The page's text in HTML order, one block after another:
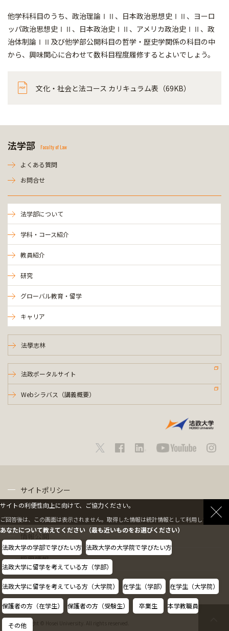
他学科科目のうち、政治理論ⅠⅡ、日本政治思想史ⅠⅡ、ヨーロ
ッパ政治思想史ⅠⅡ、日本政治史ⅠⅡ、アメリカ政治史ⅠⅡ、政
治体制論ⅠⅡ及び他学部公開科目の哲学・歴史学関係の科目の中
から、興味関心に合わせて数科目程度履修するとよいでしょう。
文化・社会と法コース カリキュラム表（69KB）
法学部 Faculty of Law
よくある質問
お問合せ
法学部について
学科・コース紹介
教員紹介
研究
グローバル教育・留学
キャリア
法學志林
法政ポータルサイト
Webシラバス（講義概要）
サイトポリシー
情報公開
採用情報
教職員の方へ
Copyright © Hosei University. All rights reserved.
サイトの利便性向上に向けて、ご協力ください。
ご回答後は、この画面は表示されません。取得した情報は統計情報として利用します。
あなたについて教えてください（最も近いものをお選びください）
法政大学の学部で学びたい方 法政大学の大学院で学びたい方
法政大学に留学を考えている方（学部）
法政大学に留学を考えている方（大学院） 在学生（学部） 在学生（大学院）
保護者の方（在学生） 保護者の方（受験生） 卒業生 本学教職員
その他